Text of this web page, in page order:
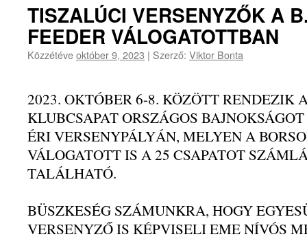
TISZALÚCI VERSENYZŐK A
FEEDER VÁLOGATOTTBAN
Közzétéveoktóber 9, 2023 | Szerző: Viktor Bonta
2023. OKTÓBER 6-8. KÖZÖTT RENDEZIK
KLUBCSAPAT ORSZÁGOS
ÉRI VERSENYPÁLYÁN, MELYEN A
VÁLOGATOTT IS A 25 CSAPATOT
TALÁLHATÓ.
BÜSZKESÉG SZÁMUNKRA, HOGY
VERSENYZŐ IS KÉPVISELI EME NÍVÓS